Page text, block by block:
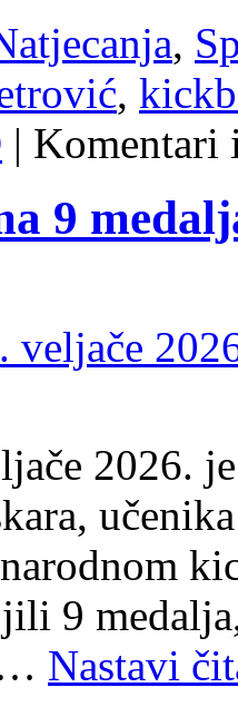
,
,
| Komentari
9
veljače
2026.
9
… Nastavi